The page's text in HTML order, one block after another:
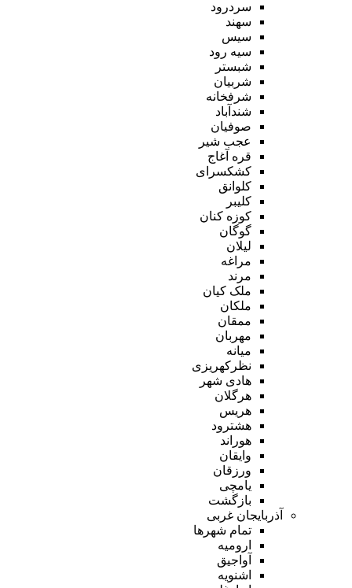
سردرود
سهند
سیس
سیه رود
شبستر
شربیان
شرفخانه
شندآباد
صوفیان
عجب شیر
قره آغاج
کشکسرای
کلوانق
کلیبر
کوزه کنان
گوگان
لیلان
مراغه
مرند
ملک کیان
ملکان
ممقان
مهربان
میانه
نظرکهریزی
هادی شهر
هرگلان
هریس
هشترود
هوراند
وایقان
ورزقان
یامچی
بازگشت
آذربایجان غربی
تمام شهر‌ها
ارومیه
آواجیق
اشنویه